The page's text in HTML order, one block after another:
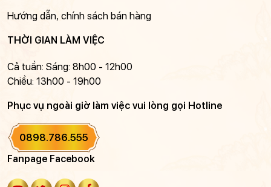
Hướng dẫn, chính sách bán hàng
THỜI GIAN LÀM VIỆC
Cả tuần: Sáng: 8h00 - 12h00
Chiều: 13h00 - 19h00
Phục vụ ngoài giờ làm việc vui lòng gọi Hotline
0898.786.555
Fanpage Facebook